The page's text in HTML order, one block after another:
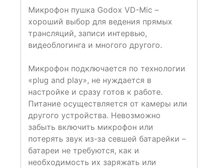
Микрофон пушка Godox VD-Mic –
хороший выбор для ведения прямых
трансляций, записи интервью,
видеоблогинга и многого другого.
Микрофон подключается по технологии
«plug and play», не нуждается в
настройке и сразу готов к работе.
Питание осуществляется от камеры или
другого устройства. Невозможно
забыть включить микрофон или
потерять звук из-за севшей батарейки –
батареи не требуются, как и
необходимость их заряжать или